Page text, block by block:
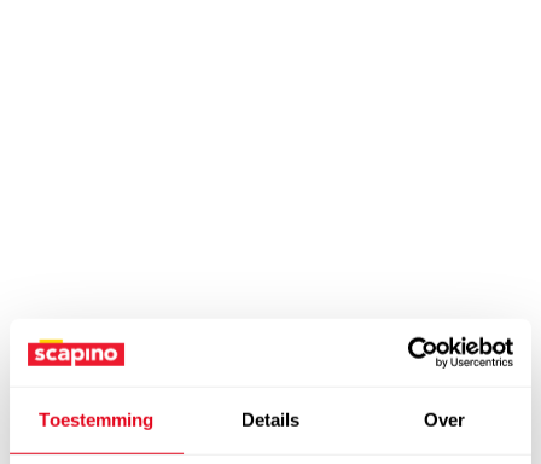
Toestemming Details Over